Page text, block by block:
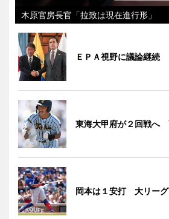
木原官房長官「拉致は現在進行形」
ＥＰＡ視野に議論継続
東海大甲府が２回戦へ
岡本は１安打 大リーグ